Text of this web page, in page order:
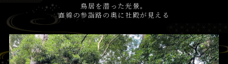
鳥居を潜った光景。
直線の参詣路の奥に社殿が見える